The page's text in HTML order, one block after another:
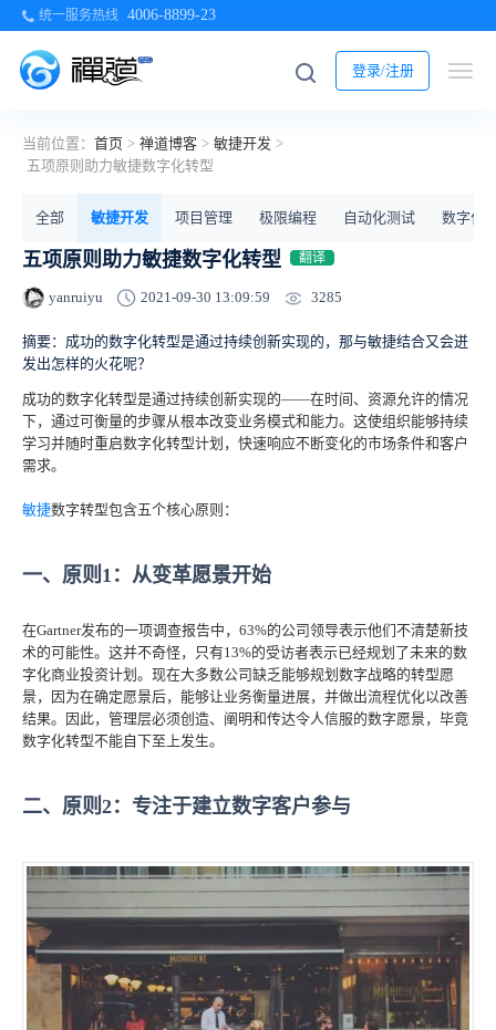
统一服务热线 4006-8899-23
登录/注册
当前位置： 首页 > 禅道博客 > 敏捷开发 >
五项原则助力敏捷数字化转型
全部 敏捷开发 项目管理 极限编程 自动化测试 数字化
五项原则助力敏捷数字化转型 翻译
yanruiyu 2021-09-30 13:09:59 3285
摘要：成功的数字化转型是通过持续创新实现的，那与敏捷结合又会迸
发出怎样的火花呢？
成功的数字化转型是通过持续创新实现的——在时间、资源允许的情况
下，通过可衡量的步骤从根本改变业务模式和能力。这使组织能够持续
学习并随时重启数字化转型计划，快速响应不断变化的市场条件和客户
需求。
敏捷数字转型包含五个核心原则：
一、原则1：从变革愿景开始
在Gartner发布的一项调查报告中，63%的公司领导表示他们不清楚新技
术的可能性。这并不奇怪，只有13%的受访者表示已经规划了未来的数
字化商业投资计划。现在大多数公司缺乏能够规划数字战略的转型愿
景，因为在确定愿景后，能够让业务衡量进展，并做出流程优化以改善
结果。因此，管理层必须创造、阐明和传达令人信服的数字愿景，毕竟
数字化转型不能自下至上发生。
二、原则2：专注于建立数字客户参与